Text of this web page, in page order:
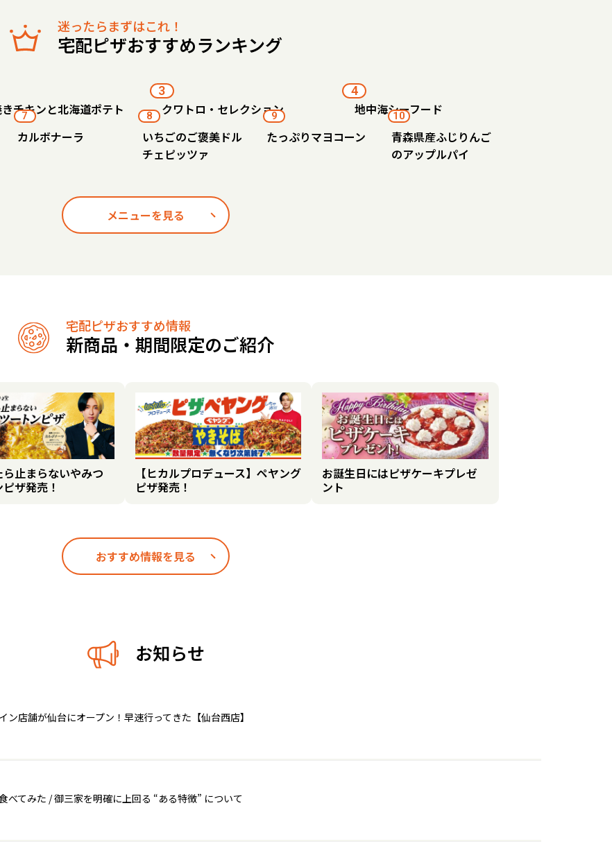
迷ったらまずはこれ！
宅配ピザおすすめランキング
チキンと北海道ポテト
3
クワトロ・セレクション
4
地中海シーフード
7
カルボナーラ
8
いちごのご褒美ドル
チェピッツァ
9
たっぷりマヨコーン
10
青森県産ふじりんご
のアップルパイ
メニューを見る
宅配ピザおすすめ情報
新商品・期間限定のご紹介
止まらないやみつ
ザ発売！
【ヒカルプロデュース】ペヤング
ピザ発売！
お誕生日にはピザケーキプレゼ
ント
おすすめ情報を見る
お知らせ
ン店舗が仙台にオープン！早速行ってきた【仙台西店】
べてみた / 御三家を明確に上回る “ある特徴” について